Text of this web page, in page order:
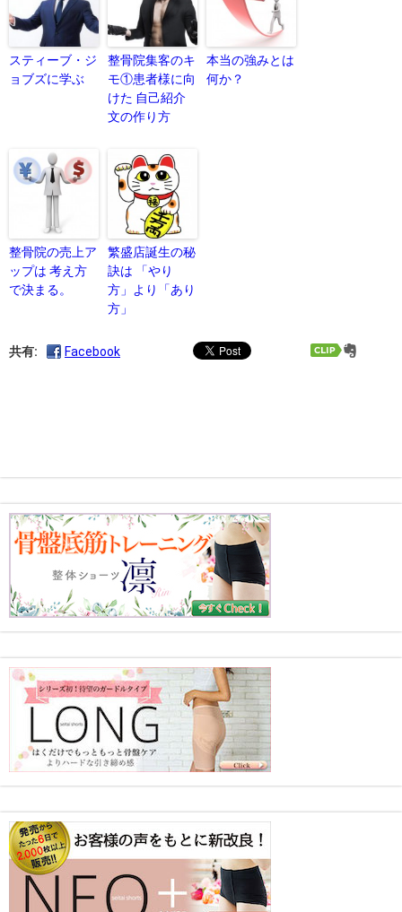
スティーブ・ジ
ョブズに学ぶ
整骨院集客のキ
モ①患者様に向
けた 自己紹介
文の作り方
本当の強みとは
何か？
整骨院の売上ア
ップは 考え方
で決まる。
繁盛店誕生の秘
訣は 「やり
方」より「あり
方」
共有: Facebook